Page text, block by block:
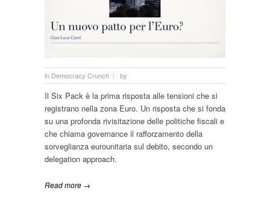
in Democracy Crunch / by
Il Six Pack è la prima risposta alle tensioni che si
registrano nella zona Euro. Un risposta che si fonda
su una profonda rivisitazione delle politiche fiscali e
che chiama governance il rafforzamento della
sorveglianza eurounitaria sul debito, secondo un
delegation approach.
Read more →